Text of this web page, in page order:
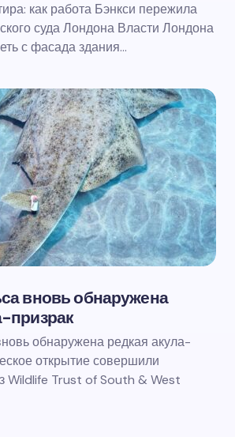
как работа Бэнкси пережила
суда Лондона Власти Лондона
с фасада здания…
вновь обнаружена
призрак
обнаружена редкая акула-
открытие совершили
Wildlife Trust of South & West